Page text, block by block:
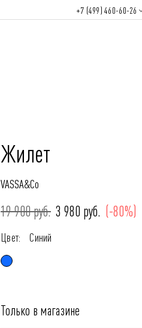
+7 (499) 460-60-26
Жилет
VASSA&Co
19 900 руб. 3 980 руб. (-80%)
Цвет: Синий
Только в магазине